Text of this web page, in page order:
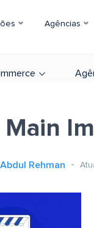
Agências
Main
Abdul Rehman